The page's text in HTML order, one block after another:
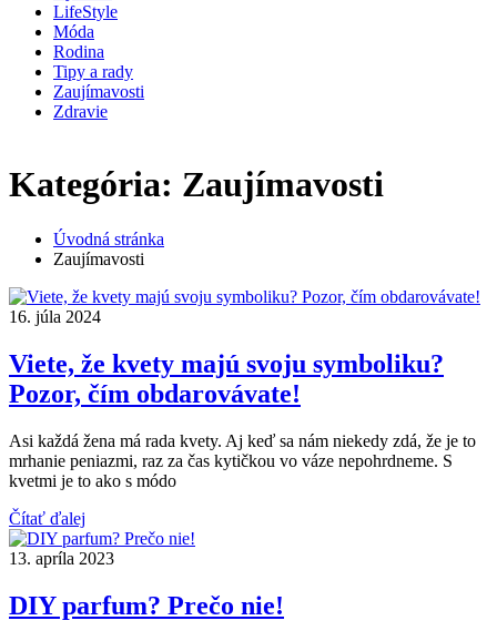
LifeStyle
Móda
Rodina
Tipy a rady
Zaujímavosti
Zdravie
Vytvorte si vlastný štýl – nepodliehajte módnym trendom
júla 2026
Je vo vašej domácnosti príliš veľa prachu? Predchádzajte
tomu!16. januára 2025
Viete, že kvety majú svoju symboliku? Pozor, čím
obdarovávate! 16. júla 2024
Nepreseďte Silvester pred telkou – tipy a triky, kam sa
posledný deň v rok...
údržbu?...14. augusta 2023
Kategória: Zaujímavosti
Úvodná stránka
Zaujímavosti
16. júla 2024
Viete, že kvety majú svoju symboliku?
Pozor, čím obdarovávate!
Asi každá žena má rada kvety. Aj keď sa nám niekedy zdá, že je to
mrhanie peniazmi, raz za čas kytičkou vo váze nepohrdneme. S
kvetmi je to ako s módo
Čítať ďalej
13. apríla 2023
DIY parfum? Prečo nie!